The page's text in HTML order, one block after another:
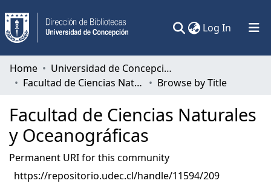
Log In (current)
Communities & Collections
Home
Universidad de Concepción
Facultad de Ciencias Naturales y Oceanográficas
Browse by Title
Facultad de Ciencias Naturales
y Oceanográficas
Permanent URI for this community
https://repositorio.udec.cl/handle/11594/209